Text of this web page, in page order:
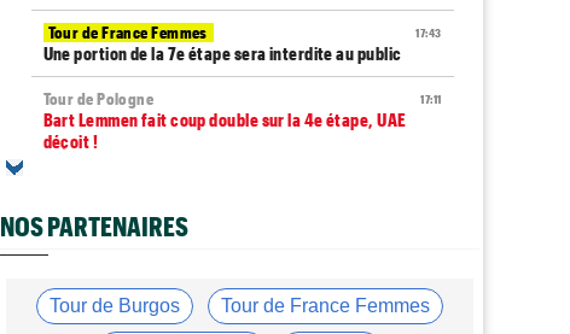
17:43
Tour de France Femmes
Une portion de la 7e étape sera interdite au public
17:11
Tour de Pologne
Bart Lemmen fait coup double sur la 4e étape, UAE
déçoit !
9,99€ pour 1 an
Felix Gall remporte la 3e étape et prend les commandes
du général
NOS PARTENAIRES
Tour de Burgos Tour de France Femmes